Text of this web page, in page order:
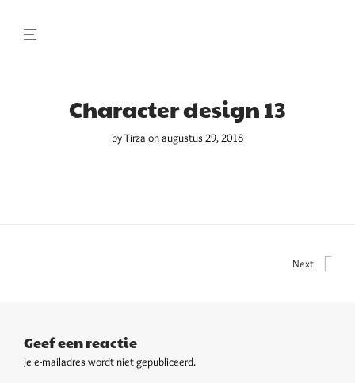
Character design 13
byTirza on augustus 29, 2018
Next
Geef een reactie
Je e-mailadres wordt niet gepubliceerd.